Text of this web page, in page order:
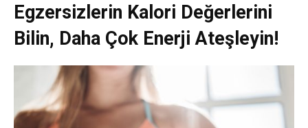
Egzersizlerin Kalori Değerlerini
Bilin, Daha Çok Enerji Ateşleyin!